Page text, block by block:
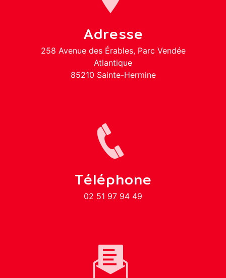
Adresse
258 Avenue des Érables, Parc Vendée
Atlantique
85210 Sainte-Hermine
Téléphone
02 51 97 94 49